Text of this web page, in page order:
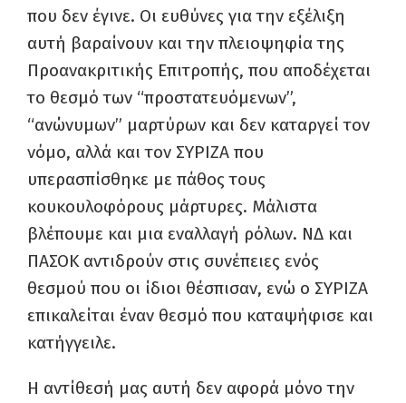
που δεν έγινε. Οι ευθύνες για την εξέλιξη
αυτή βαραίνουν και την πλειοψηφία της
Προανακριτικής Επιτροπής, που αποδέχεται
το θεσμό των “προστατευόμενων”,
“ανώνυμων” μαρτύρων και δεν καταργεί τον
νόμο, αλλά και τον ΣΥΡΙΖΑ που
υπερασπίσθηκε με πάθος τους
κουκουλοφόρους μάρτυρες. Μάλιστα
βλέπουμε και μια εναλλαγή ρόλων. ΝΔ και
ΠΑΣΟΚ αντιδρούν στις συνέπειες ενός
θεσμού που οι ίδιοι θέσπισαν, ενώ ο ΣΥΡΙΖΑ
επικαλείται έναν θεσμό που καταψήφισε και
κατήγγειλε.
Η αντίθεσή μας αυτή δεν αφορά μόνο την